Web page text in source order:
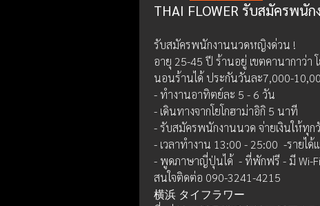
THAI FLOWER รับสมัครพนั
รับสมัครพนักงานนวดหญิงด่วน !
อายุ 25-45 ปี ร้านอยู่ เขตคานากาว่า
นอนร้านได้ ประกันวันละ7,000-
- ทำงานอาทิตย์ละ 5 - 6 วัน
- เดินทางจากโยโกฮาม่าอิกิ 5 นาที
- รับสมัครพนักงานนวด จ่ายเงินให้ทุก
- เวลาทำงาน 13:00 - 25:00  -รายได้
- พูดภาษาญี่ปุ่นได้  - ที่พักฟรี - มี Wi-Fi
สนใจติดต่อ 090-3241-4215
横浜 タイフラワー